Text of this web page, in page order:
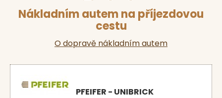
Nákladním autem na příjezdovou
cestu
O dopravě nákladním autem
PFEIFER - UNIBRICK